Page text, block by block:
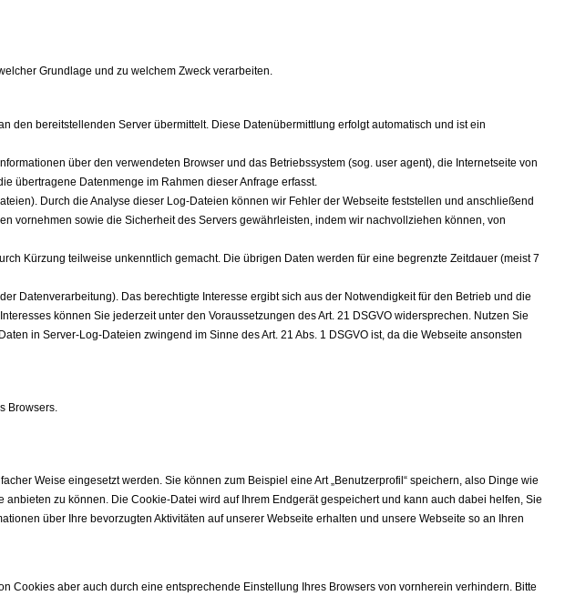
Grundlage und zu welchem Zweck verarbeiten.
den bereitstellenden Server übermittelt. Diese Datenübermittlung erfolgt automatisch und ist ein
über den verwendeten Browser und das Betriebssystem (sog. user agent), die Internetseite von
übertragene Datenmenge im Rahmen dieser Anfrage erfasst.
Durch die Analyse dieser Log-Dateien können wir Fehler der Webseite feststellen und anschließend
vornehmen sowie die Sicherheit des Servers gewährleisten, indem wir nachvollziehen können, von
Kürzung teilweise unkenntlich gemacht. Die übrigen Daten werden für eine begrenzte Zeitdauer (meist 7
Datenverarbeitung). Das berechtigte Interesse ergibt sich aus der Notwendigkeit für den Betrieb und die
können Sie jederzeit unter den Voraussetzungen des Art. 21 DSGVO widersprechen. Nutzen Sie
in Server-Log-Dateien zwingend im Sinne des Art. 21 Abs. 1 DSGVO ist, da die Webseite ansonsten
Browsers.
Weise eingesetzt werden. Sie können zum Beispiel eine Art „Benutzerprofil“ speichern, also Dinge wie
zu können. Die Cookie-Datei wird auf Ihrem Endgerät gespeichert und kann auch dabei helfen, Sie
über Ihre bevorzugten Aktivitäten auf unserer Webseite erhalten und unsere Webseite so an Ihren
aber auch durch eine entsprechende Einstellung Ihres Browsers von vornherein verhindern. Bitte